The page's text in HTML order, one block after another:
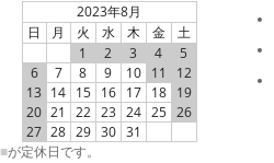
2023年8月
日
月 火 水 木 金
土
1
2 3 4
5
6
7 8 9 10 11
12
13 14 15 16 17 18 19
20 21 22 23 24 25 26
27 28 29 30 31
■が定休日です。